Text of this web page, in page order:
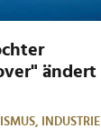
ändert
INDUSTRIE